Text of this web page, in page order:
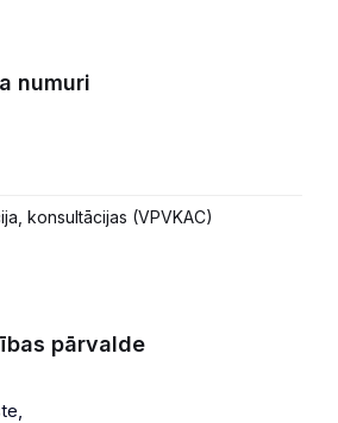
numuri
konsultācijas (VPVKAC)
pārvalde